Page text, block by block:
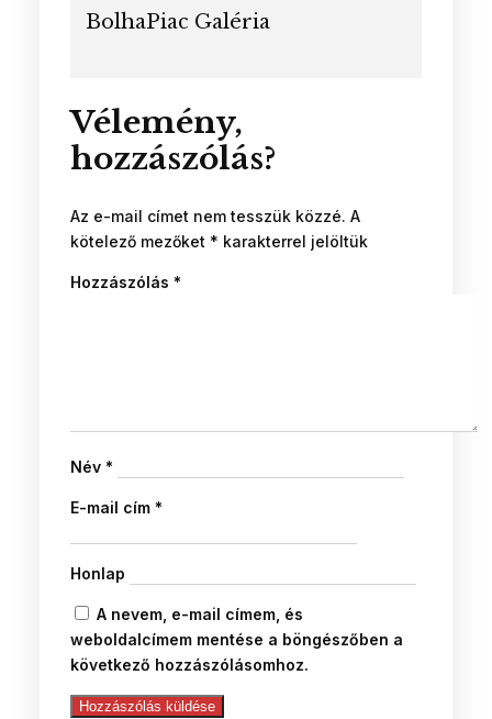
BolhaPiac Galéria
Vélemény,
hozzászólás?
Az e-mail címet nem tesszük közzé. A
kötelező mezőket * karakterrel jelöltük
Hozzászólás *
Név *
E-mail cím *
Honlap
A nevem, e-mail címem, és
weboldalcímem mentése a böngészőben a
következő hozzászólásomhoz.